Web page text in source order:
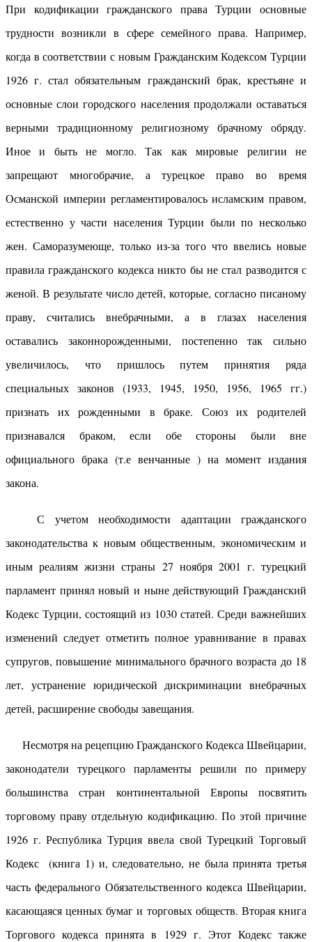
При кодификации гражданского права Турции основные
трудности возникли в сфере семейного права. Например,
когда в соответствии с новым Гражданским Кодексом Турции
1926 г. стал обязательным гражданский брак, крестьяне и
основные слои городского населения продолжали оставаться
верными традиционному религиозному брачному обряду.
Иное и быть не могло. Так как мировые религии не
запрещают многобрачие, а турецкое право во время
Османской империи регламентировалось исламским правом,
естественно у части населения Турции были по несколько
жен. Саморазумеюще, только из-за того что ввелись новые
правила гражданского кодекса никто бы не стал разводится с
женой. В результате число детей, которые, согласно писаному
праву, считались внебрачными, а в глазах населения
оставались законнорожденными, постепенно так сильно
увеличилось, что пришлось путем принятия ряда
специальных законов (1933, 1945, 1950, 1956, 1965 гг.)
признать их рожденными в браке. Союз их родителей
признавался браком, если обе стороны были вне
официального брака (т.е венчанные ) на момент издания
закона.
С учетом необходимости адаптации гражданского
законодательства к новым общественным, экономическим и
иным реалиям жизни страны 27 ноября 2001 г. турецкий
парламент принял новый и ныне действующий Гражданский
Кодекс Турции, состоящий из 1030 статей. Среди важнейших
изменений следует отметить полное уравнивание в правах
супругов, повышение минимального брачного возраста до 18
лет, устранение юридической дискриминации внебрачных
детей, расширение свободы завещания.
Несмотря на рецепцию Гражданского Кодекса Швейцарии,
законодатели турецкого парламенты решили по примеру
большинства стран континентальной Европы посвятить
торговому праву отдельную кодификацию. По этой причине
1926 г. Республика Турция ввела свой Турецкий Торговый
Кодекс (книга 1) и, следовательно, не была принята третья
часть федерального Обязательственного кодекса Швейцарии,
касающаяся ценных бумаг и торговых обществ. Вторая книга
Торгового кодекса принята в 1929 г. Этот Кодекс также